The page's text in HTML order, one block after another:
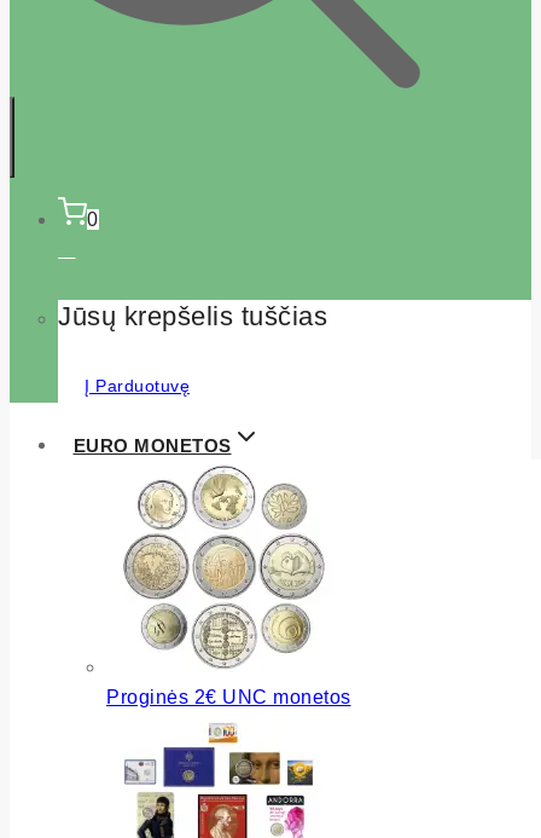
0
Jūsų krepšelis tuščias
Į Parduotuvę
EURO MONETOS
Proginės 2€ UNC monetos